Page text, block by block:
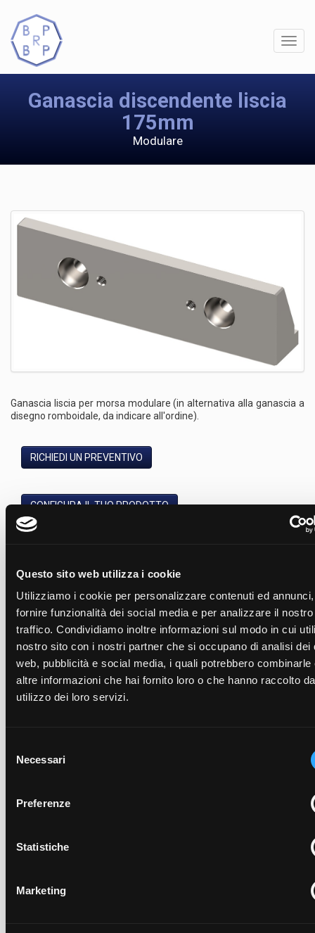
Questo sito web utilizza i cookie
Utilizziamo i cookie per personalizzare contenuti ed
fornire funzionalità dei social media e per analizzare il nostro
traffico. Condividiamo inoltre informazioni sul modo in cui
nostro sito con i nostri partner che si occupano di analisi dei
web, pubblicità e social media, i quali potrebbero combinarle
altre informazioni che hai fornito loro o che hanno raccolto
utilizzo dei loro servizi.
delNecessari
Preferenze
Statistiche
Marketing
Ganascia discendente liscia
175mm
Modulare
Ganascia liscia per morsa modulare (in alternativa alla ganascia a
disegno romboidale, da indicare all'ordine).
RICHIEDI UN PREVENTIVO
CONFIGURA IL TUO PRODOTTO
Nome
Ganascia discendente liscia 175mm 98 60 GLD175 50
Ricambi
Carro mobile GD 175mm(CGD175.L)
Portaganasce GD 175mm(PGD175.L)
Carro mobile GD 175mm(CGD175.N)